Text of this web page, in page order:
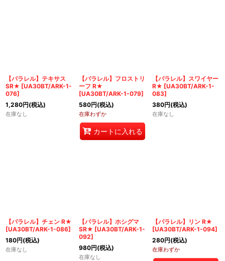
【パラレル】テキサス
SR★ [UA30BT/ARK-1-
076]
1,280円(税込)
在庫なし
【パラレル】フロストリ
ーフ R★
[UA30BT/ARK-1-079]
580円(税込)
在庫わずか
カートに入れる
【パラレル】スワイヤー
R★ [UA30BT/ARK-1-
083]
380円(税込)
在庫なし
【パラレル】チェン R★
[UA30BT/ARK-1-086]
180円(税込)
在庫なし
【パラレル】ホシグマ
SR★ [UA30BT/ARK-1-
092]
980円(税込)
在庫なし
【パラレル】リン R★
[UA30BT/ARK-1-094]
280円(税込)
在庫わずか